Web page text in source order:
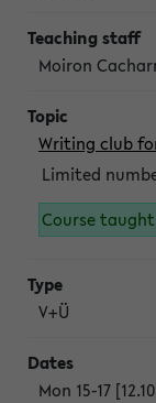
Moiron
Writing club
Limited
Course
V+Ü
Mon 15-17